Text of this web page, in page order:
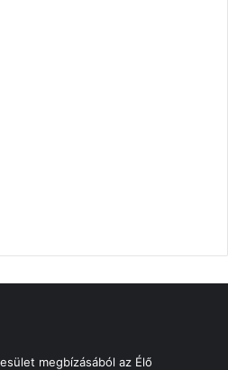
megbízásából az Élő